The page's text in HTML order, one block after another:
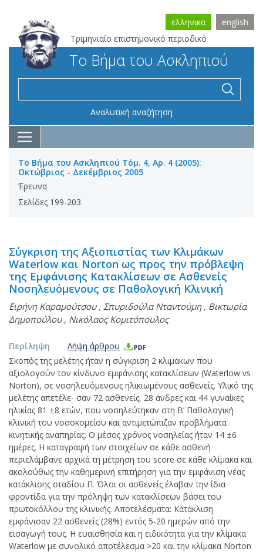
Τριμηνιαίο επιστημονικό περιοδικό
ελληνικα english
Το Βήμα του Ασκληπιού
Αναλυτική αναζήτηση
Το Βήμα του Ασκληπιού Τόμ. 4, Αρ. 4 (2005):
Οκτώβριος - Δεκέμβριος 2005
Έρευνα
Σελίδες 199-203
Σύγκριση της Αξιοπιστίας των Κλιμάκων
Waterlow και Norton ως προς την πρόβλεψη
της Εμφάνισης Κατακλίσεων σε Ασθενείς
Νοσηλευόμενους σε Παθολογική Κλινική
Ειρήνη Καραμούτσου, Σπυριδούλα Νταντούμη, Βικτωρία
Δημοπούλου, Νικόλαος Κομιτόπουλος
Περίληψη
Λήψη άρθρου
Σκοπός της μελέτης ήταν η σύγκριση 2 κλιμάκων που
αξιολογούν τον κίνδυνο εμφάνισης κατακλίσεων (Waterlow vs
Norton), σε νοσηλευόμενους ηλικιωμένους ασθενείς. Υλικό της
μελέτης απετέλε- σαν 72 ασθενείς, 28 άνδρες και 44 γυναίκες
ηλικίας 81 ±8 ετών, που νοσηλεύτηκαν στη Β’ Παθολογική
κλινική του νοσοκομείου και αντιμετώπιζαν προβλήματα
κινητικής αναπηρίας. Ο μέσος χρόνος νοσηλείας ήταν 14 ±6
ημέρες. Η καταγραφή των στοιχείων σε κάθε ασθενή
περιελάμβανε αρχικά τη μέτρηση του score σε κάθε κλίμακα και
ακολούθως την καθημερινή επιτήρηση για την εμφάνιση νέας
κατάκλισης σταδίου Π. Όλοι οι ασθενείς έλαβαν την ίδια
φροντίδα για την πρόληψη των κατακλίσεων βάσει του
πρωτοκόλλου της κλινικής. Αποτελέσματα: Κατάκλιση
εμφάνισαν 22 ασθενείς (28%) εντός 5-20 ημερών από την
εισαγωγή τους. Η ευαισθησία και η ειδικότητα για την κλίμακα
Waterlow με συνολικό αποτέλεσμα >20 και την κλίμακα Norton